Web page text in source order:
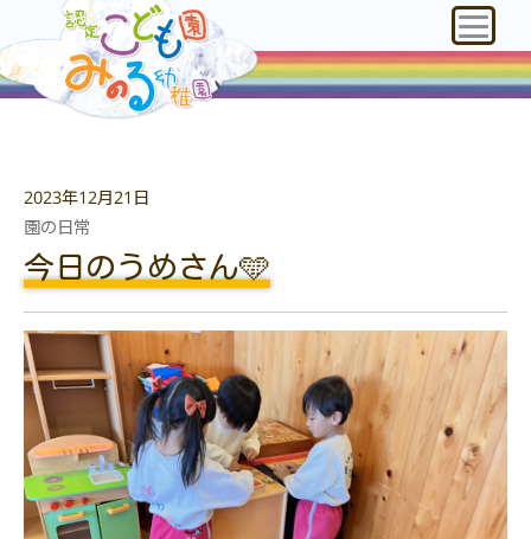
2023年12月21日
園の日常
今日のうめさん🩵